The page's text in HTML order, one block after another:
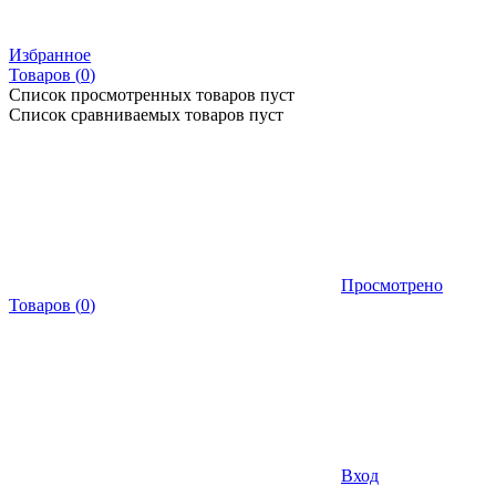
Избранное
Товаров (0)
Список просмотренных товаров пуст
Список сравниваемых товаров пуст
Просмотрено
Товаров (0)
Вход